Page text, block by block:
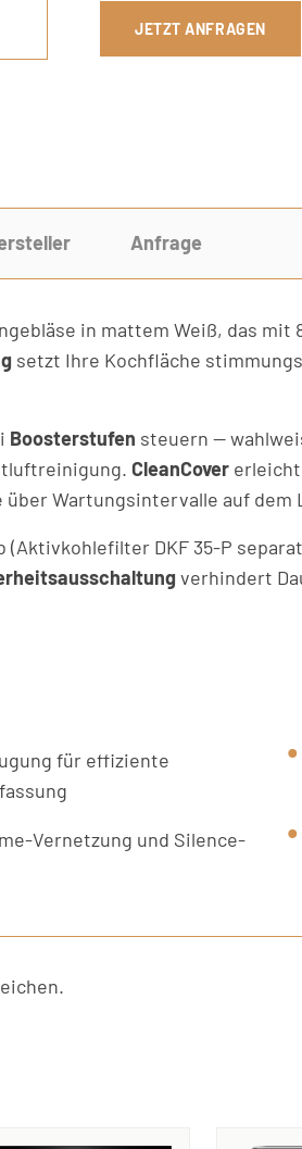
JETZT ANFRAGEN
Anfrage
in mattem Weiß, das mit
setzt Ihre Kochfläche
Boosterstufen steuern —
CleanCover
Wartungsintervalle auf dem
DKF 35-P
verhindert
für effiziente
Vernetzung und Silence-